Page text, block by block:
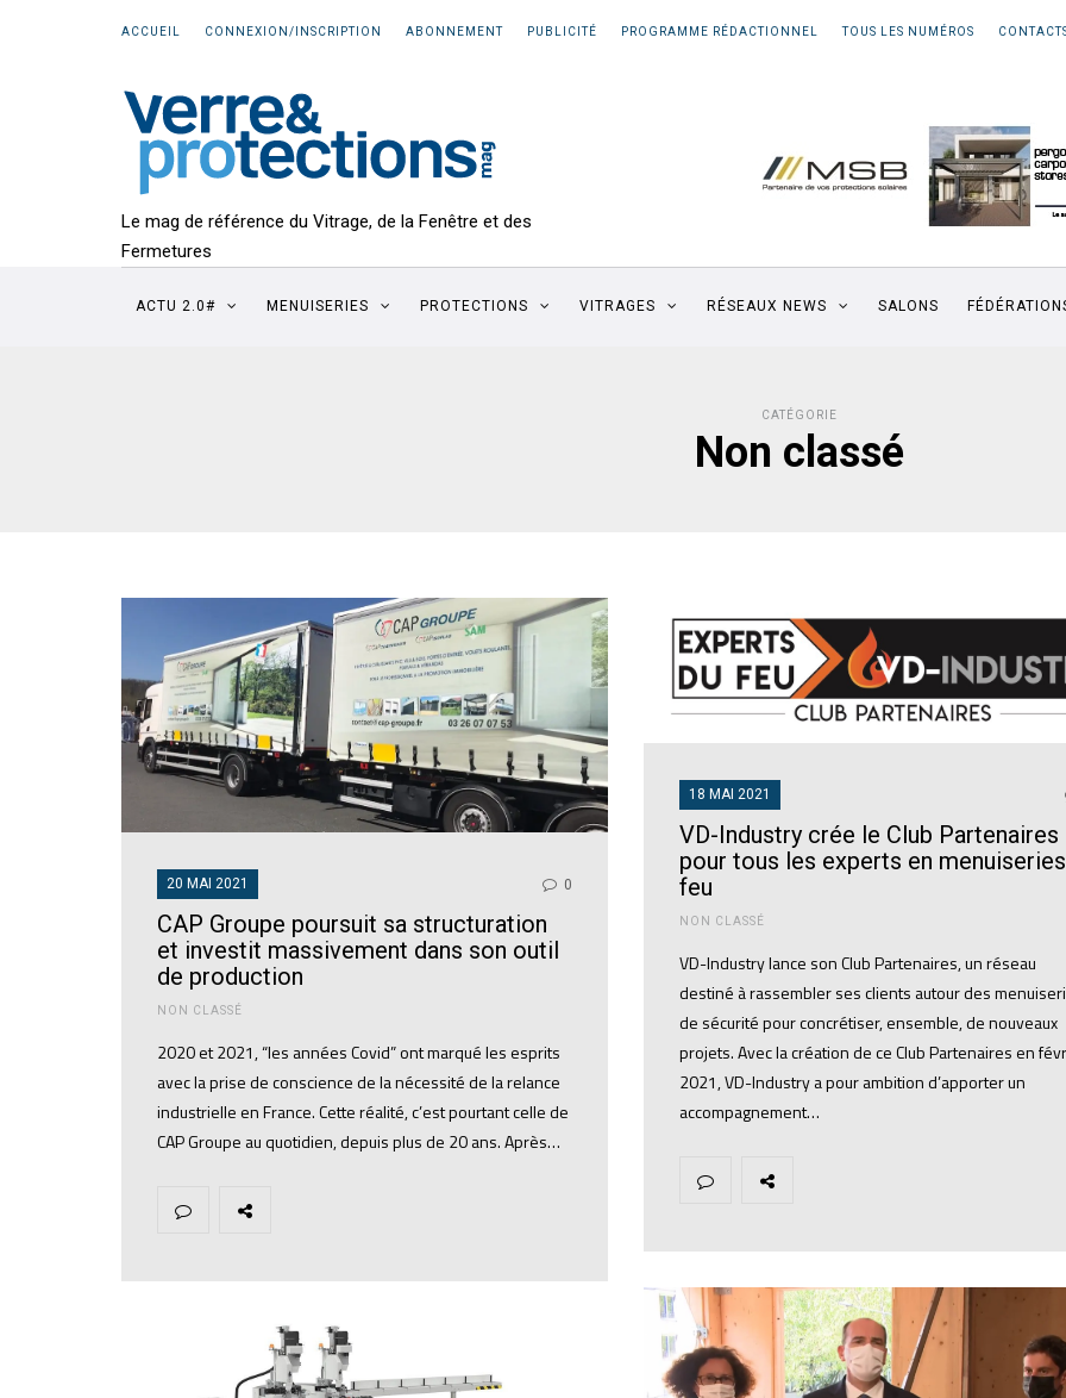
ACCUEIL CONNEXION/INSCRIPTION ABONNEMENT PUBLICITÉ PROGRAMME RÉDACTIONNEL TOUS LES NUMÉROS
Le mag de référence du Vitrage, de la Fenêtre et des
Fermetures
ACTU 2.0# MENUISERIES PROTECTIONS VITRAGES RÉSEAUX NEWS SALONS
CATÉGORIE
Non classé
20 MAI 2021 0
CAP Groupe poursuit sa structuration
et investit massivement dans son outil
de production
NON CLASSÉ
2020 et 2021, “les années Covid” ont marqué les esprits
avec la prise de conscience de la nécessité de la relance
industrielle en France. Cette réalité, c’est pourtant celle de
CAP Groupe au quotidien, depuis plus de 20 ans. Après…
18 MAI 2021
VD-Industry crée le Club Partenaires
pour tous les experts en menuiseries
feu
NON CLASSÉ
VD-Industry lance son Club Partenaires, un réseau
destiné à rassembler ses clients autour des
de sécurité pour concrétiser, ensemble, de nouveaux
projets. Avec la création de ce Club Partenaires en
2021, VD-Industry a pour ambition d’apporter un
accompagnement…